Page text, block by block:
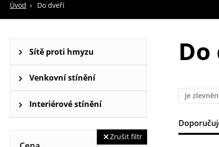
Úvod Do dveří
Sítě proti hmyzu
Sítě proti hmyzu na okna
Venkovní stínění
Venkovní rolety
Interiérové stínění
Horizontální žaluzie
Zrušit filtr
Je